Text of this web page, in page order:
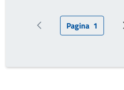
Pagina precedente
Pagina
Pagina 1